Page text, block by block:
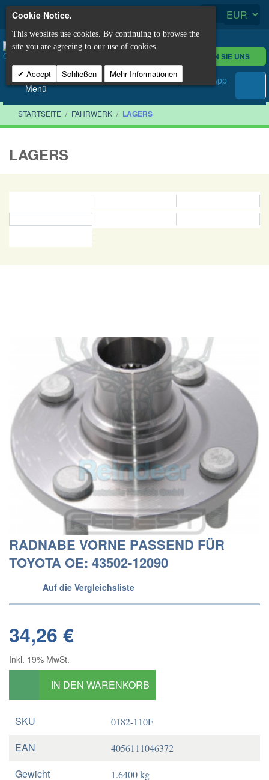
KONTAKTIEREN SIE UNS
Menü
STARTSEITE / FAHRWERK / LAGERS
LAGERS
RADNABE VORNE PASSEND FÜR
TOYOTA OE: 43502-12090
Auf die Vergleichsliste
34,26 €
Inkl. 19% MwSt.
IN DEN WARENKORB
SKU 0182-110F
EAN 4056111046372
Gewicht 1.6400 kg
Cookie Notice.
This websites use cookies. By continuing to browse the
site you are agreeing to our use of cookies.
Accept Schließen Mehr Informationen